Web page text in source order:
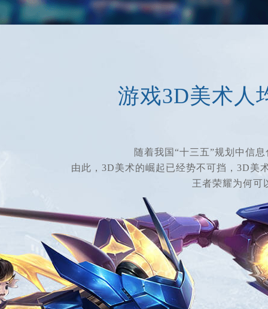
游戏3D美术人
随着我国“十三五”规划中信
由此，3D美术的崛起已经势不可挡，3D美
王者荣耀为何可